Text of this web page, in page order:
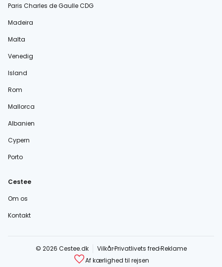
Paris Charles de Gaulle CDG
Madeira
Malta
Venedig
Island
Rom
Mallorca
Albanien
Cypern
Porto
Cestee
Om os
Kontakt
© 2026 Cestee.dk VilkårPrivatlivets fredReklame
Af kærlighed til rejsen